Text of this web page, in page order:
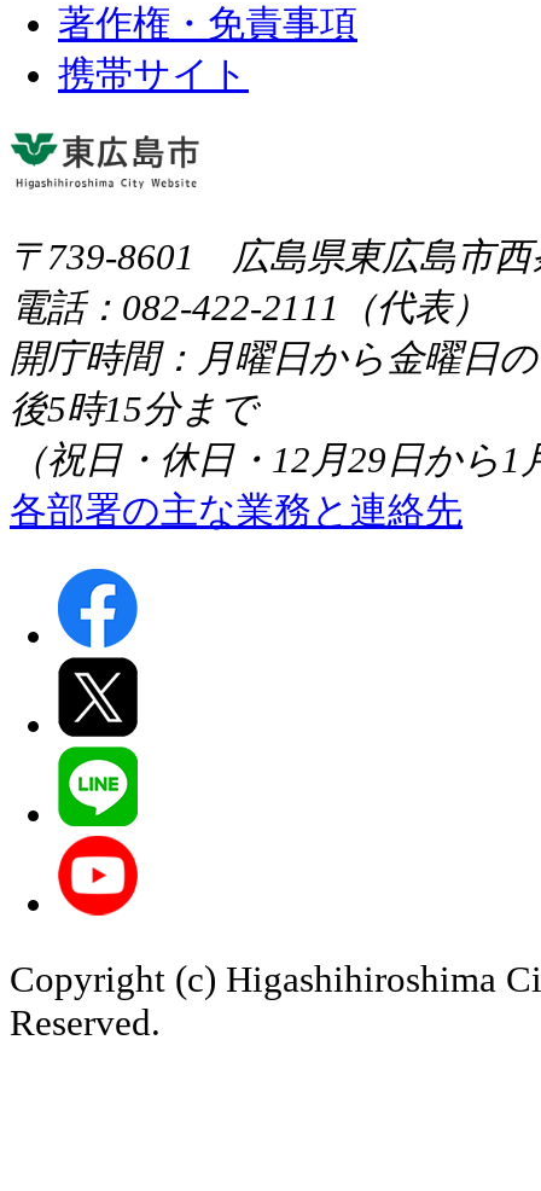
著作権・免責事項
携帯サイト
〒739-8601 広島県東広島市
電話：082-422-2111（代表）
開庁時間：月曜日から金曜日
後5時15分まで
（祝日・休日・12月29日から
各部署の主な業務と連絡先
Copyright (c) Higashihiroshima
Reserved.